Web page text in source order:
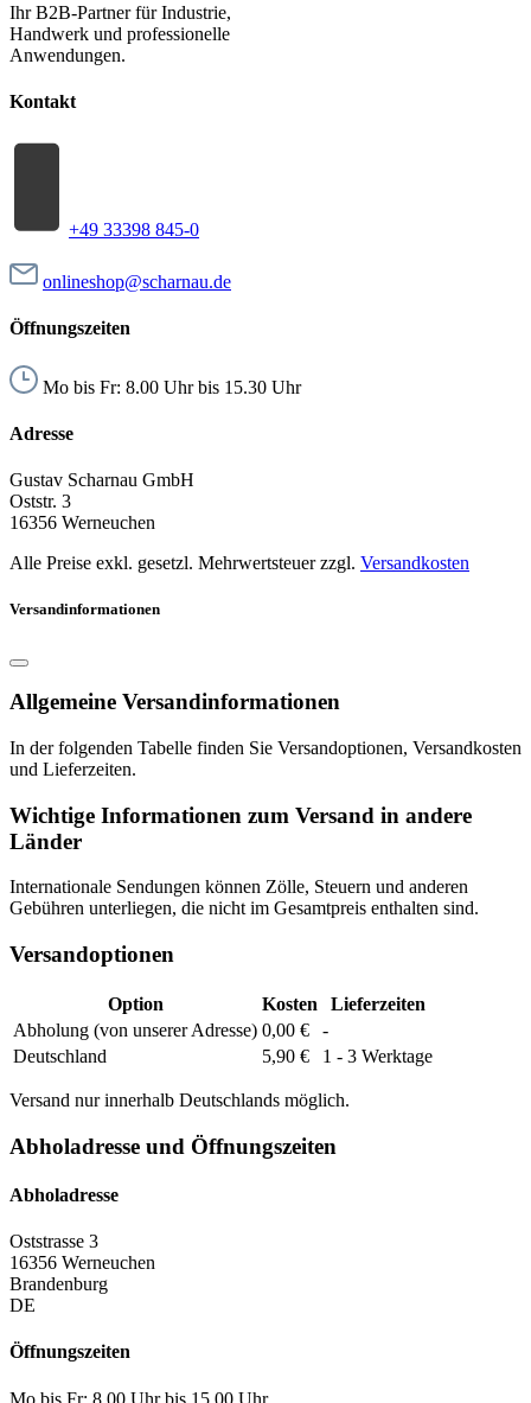
Ihr B2B-Partner für Industrie,
Handwerk und professionelle
Anwendungen.
Kontakt
+49 33398 845-0
onlineshop@scharnau.de
Öffnungszeiten
Mo bis Fr: 8.00 Uhr bis 15.30 Uhr
Adresse
Gustav Scharnau GmbH
Oststr. 3
16356 Werneuchen
Alle Preise exkl. gesetzl. Mehrwertsteuer zzgl. Versandkosten
Versandinformationen
Allgemeine Versandinformationen
In der folgenden Tabelle finden Sie Versandoptionen, Versandkosten
und Lieferzeiten.
Wichtige Informationen zum Versand in andere
Länder
Internationale Sendungen können Zölle, Steuern und anderen
Gebühren unterliegen, die nicht im Gesamtpreis enthalten sind.
Versandoptionen
Option Kosten
Lieferzeiten
Abholung (von unserer Adresse) 0,00 €
-
Deutschland
5,90 € 1 - 3 Werktage
Versand nur innerhalb Deutschlands möglich.
Abholadresse und Öffnungszeiten
Abholadresse
Oststrasse 3
16356 Werneuchen
Brandenburg
DE
Öffnungszeiten
Mo bis Fr: 8.00 Uhr bis 15.00 Uhr